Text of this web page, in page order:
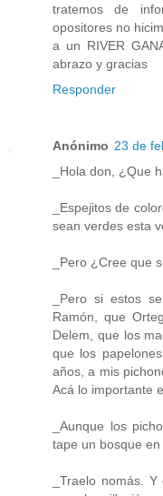
tratemos de
opositores no
a un RIVER
abrazo y gracias
Responder
Anónimo 23 de
_Hola don, ¿Que
_Espejitos de
sean verdes esta
_Pero ¿Cree que
_Pero si estos
Ramón, que
Delem, que los
que los
años, a mis
Acá lo importante
_Aunque los
tape un bosque
_Traelo nomás.